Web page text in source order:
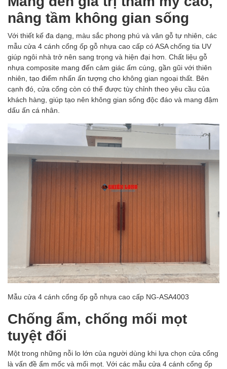
nâng tầm không gian sống
Với thiết kế đa dạng, màu sắc phong phú và vân gỗ tự nhiên, các
mẫu cửa 4 cánh cổng ốp gỗ nhựa cao cấp có ASA chống tia UV
giúp ngôi nhà trở nên sang trọng và hiện đại hơn. Chất liệu gỗ
nhựa composite mang đến cảm giác ấm cúng, gần gũi với thiên
nhiên, tạo điểm nhấn ấn tượng cho không gian ngoại thất. Bên
cạnh đó, cửa cổng còn có thể được tùy chỉnh theo yêu cầu của
khách hàng, giúp tạo nên không gian sống độc đáo và mang đậm
dấu ấn cá nhân.
Mẫu cửa 4 cánh cổng ốp gỗ nhựa cao cấp NG-ASA4003
Chống ẩm, chống mối mọt
tuyệt đối
Một trong những nỗi lo lớn của người dùng khi lựa chọn cửa cổng
là vấn đề ẩm mốc và mối mọt. Với các mẫu cửa 4 cánh cổng ốp